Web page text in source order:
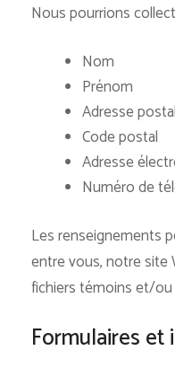
Nous pourrions
Nom
Prénom
Adresse
Code postal
Adresse
Numéro de
Les renseignements
entre vous, notre site
fichiers témoins et/
Formulaires